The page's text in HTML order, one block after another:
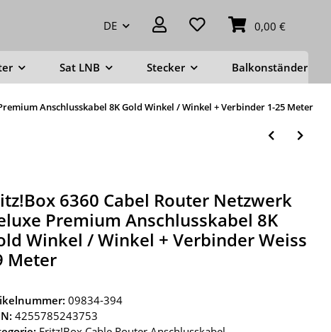
DE 0,00 €
Sat LNB Stecker Balkonständer
Anschlusskabel 8K Gold Winkel / Winkel + Verbinder 1-25 Meter
6360 Cabel Router Netzwerk
Premium Anschlusskabel 8K
Winkel / Winkel + Verbinder Weiss
Meter
09834-394
4255785243753